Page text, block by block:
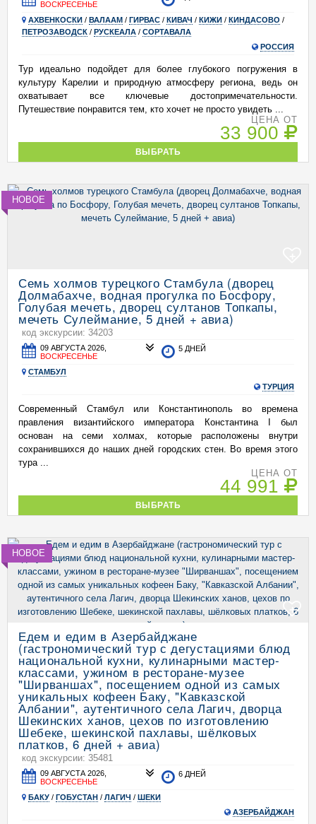
ВОСКРЕСЕНЬЕ
АХВЕНКОСКИ / ВАЛААМ / ГИРВАС / КИВАЧ / КИЖИ / КИНДАСОВО /
ПЕТРОЗАВОДСК / РУСКЕАЛА / СОРТАВАЛА
РОССИЯ
Тур идеально подойдет для более глубокого погружения в
культуру Карелии и природную атмосферу региона, ведь он
охватывает все ключевые достопримечательности.
Путешествие понравится тем, кто хочет не просто увидеть ...
ЦЕНА ОТ
33 900
ВЫБРАТЬ
НОВОЕ
Семь холмов турецкого Стамбула (дворец
Долмабахче, водная прогулка по Босфору,
Голубая мечеть, дворец султанов Топкапы,
мечеть Сулеймание, 5 дней + авиа)
код экскурсии: 34203
09 АВГУСТА 2026,
ВОСКРЕСЕНЬЕ
5 ДНЕЙ
СТАМБУЛ
ТУРЦИЯ
Современный Стамбул или Константинополь во времена
правления византийского императора Константина I был
основан на семи холмах, которые расположены внутри
сохранившихся до наших дней городских стен. Во время этого
тура ...
ЦЕНА ОТ
44 991
ВЫБРАТЬ
НОВОЕ
+
Едем и едим в Азербайджане
(гастрономический тур с дегустациями блюд
национальной кухни, кулинарными мастер-
классами, ужином в ресторане-музее
"Ширваншах", посещением одной из самых
уникальных кофеен Баку, "Кавказской
Албании", аутентичного села Лагич, дворца
Шекинских ханов, цехов по изготовлению
Шебеке, шекинской пахлавы, шёлковых
платков, 6 дней + авиа)
код экскурсии: 35481
09 АВГУСТА 2026,
ВОСКРЕСЕНЬЕ
6 ДНЕЙ
БАКУ / ГОБУСТАН / ЛАГИЧ / ШЕКИ
АЗЕРБАЙДЖАН